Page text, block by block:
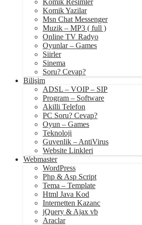
Komik Resimler
Komik Yazilar
Msn Chat Messenger
Muzik – MP3 ( full )
Online TV Radyo
Oyunlar – Games
Siirler
Sinema
Soru? Cevap?
Bilişim
ADSL – VOIP – SIP
Program – Software
Akilli Telefon
PC Soru? Cevap?
Oyun – Games
Teknoloji
Guvenlik – AntiVirus
Website Linkleri
Webmaster
WordPress
Php & Asp Script
Tema – Template
Html Java Kod
Internetten Kazanc
jQuery & Ajax vb
Araclar